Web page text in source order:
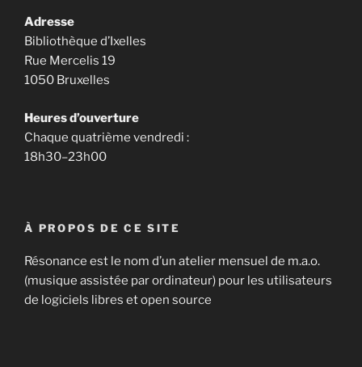
Adresse
Bibliothèque d’Ixelles
Rue Mercelis 19
1050 Bruxelles
Heures d’ouverture
Chaque quatrième vendredi :
18h30–23h00
À PROPOS DE CE SITE
Résonance est le nom d’un atelier mensuel de m.a.o.
(musique assistée par ordinateur) pour les utilisateurs
de logiciels libres et open source